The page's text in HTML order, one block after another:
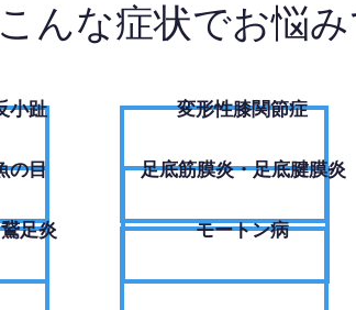
こんな症状でお悩み
小趾
の目
足炎
変形性膝関節症
足底筋膜炎・足底腱膜炎
モートン病